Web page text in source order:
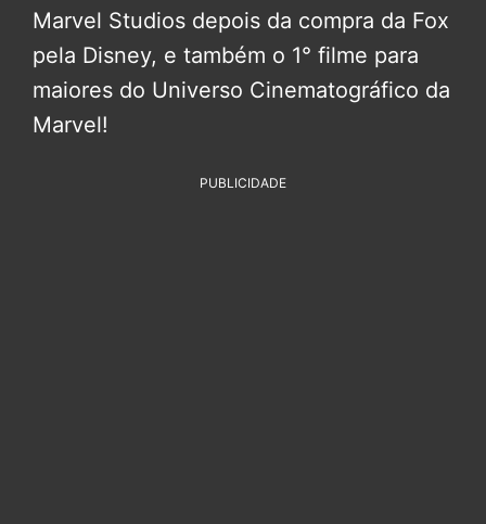
Marvel Studios depois da compra da Fox
pela Disney, e também o 1° filme para
maiores do Universo Cinematográfico da
Marvel!
PUBLICIDADE